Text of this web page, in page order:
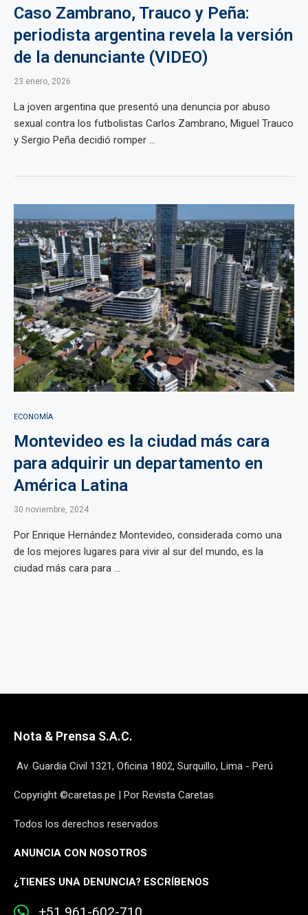
Caso Zambrano, Trauco y Peña:
periodista argentina revela la versión
de la denunciante (VIDEO)
23 enero, 2026
La joven argentina que presentó una denuncia por abuso
sexual contra los futbolistas Carlos Zambrano, Miguel Trauco
y Sergio Peña decidió romper ...
ECONOMÍA
Montevideo es la ciudad más cara
para adquirir un departamento en
América Latina
30 noviembre, 2024
Por Enrique Hernández Montevideo, considerada como una
de los mejores lugares para vivir al sur del mundo, es la
ciudad más cara para ...
Nota & Prensa S.A.C.
Av. Guardia Civil 1321, Oficina 1802, Surquillo, Lima - Perú
Copyright ©caretas.pe | Por Revista Caretas
Todos los derechos reservados
ANUNCIA CON NOSOTROS
¿TIENES UNA DENUNCIA? ESCRÍBENOS